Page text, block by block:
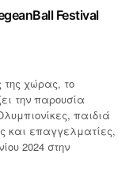
Festival
της χώρας, το
την παρουσία
παιδιά
και επαγγελματίες,
2024 στην